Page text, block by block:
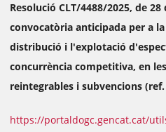
Resolució CLT/4488/2025, de
convocatòria anticipada per a
distribució i l'explotació
concurrència competitiva, en
reintegrables i subvencions (ref.
https://portaldogc.gencat.cat/